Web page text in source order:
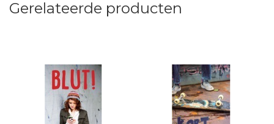
Gerelateerde producten